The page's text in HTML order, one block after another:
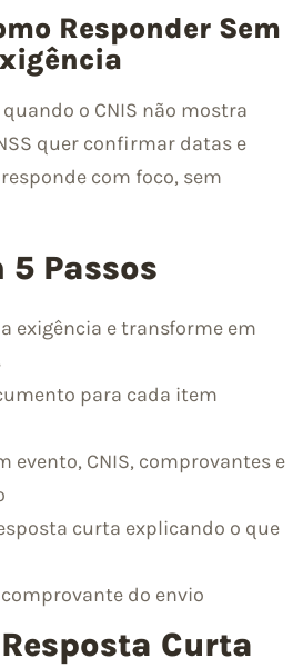
Responder Sem
o CNIS não mostra
quer confirmar datas e
com foco, sem
5 Passos
exigência e transforme em
para cada item
evento, CNIS, comprovantes e
curta explicando o que
comprovante do envio
Curta